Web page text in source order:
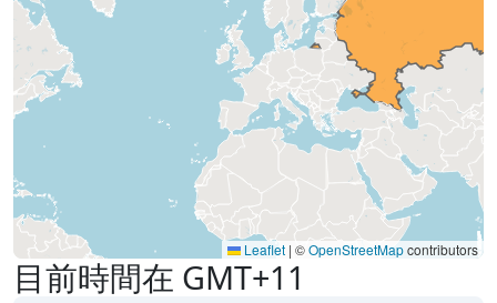
目前時間在 GMT+11
Leaflet | ©OpenStreetMapcontributors